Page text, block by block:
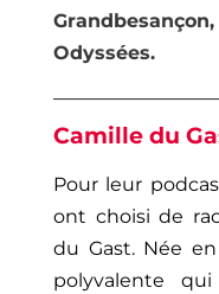
Grandbesançon
Odyssées.
Camille du
Pour leur
ont choisi de
du Gast. Née
polyvalente